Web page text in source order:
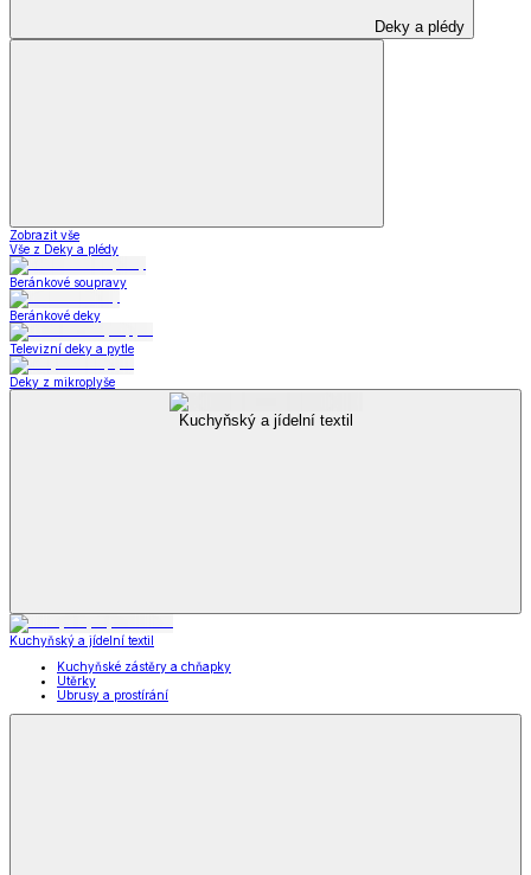
Deky a plédy
Zobrazit vše
Vše z Deky a plédy
Beránkové soupravy
Beránkové deky
Televizní deky a pytle
Deky z mikroplyše
Kuchyňský a jídelní textil
Kuchyňský a jídelní textil
Kuchyňské zástěry a chňapky
Utěrky
Ubrusy a prostírání